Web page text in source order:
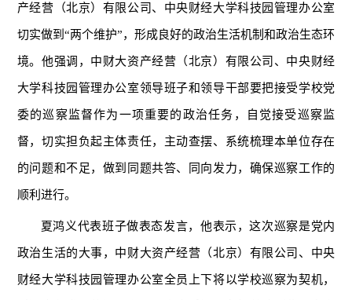
产经营（北京）有限公司、中央财经大学科技园管理办公室
切实做到“两个维护”，形成良好的政治生活机制和政治生态环
境。他强调，中财大资产经营（北京）有限公司、中央财经
大学科技园管理办公室领导班子和领导干部要把接受学校党
委的巡察监督作为一项重要的政治任务，自觉接受巡察监
督，切实担负起主体责任，主动查摆、系统梳理本单位存在
的问题和不足，做到同题共答、同向发力，确保巡察工作的
顺利进行。
夏鸿义代表班子做表态发言，他表示，这次巡察是党内
政治生活的大事，中财大资产经营（北京）有限公司、中央
财经大学科技园管理办公室全员上下将以学校巡察为契机，